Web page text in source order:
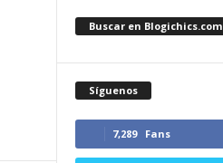
Buscar en Blogichics.com
Síguenos
7,289 Fans